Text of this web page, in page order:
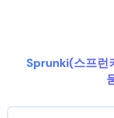
Sprunki(스프런